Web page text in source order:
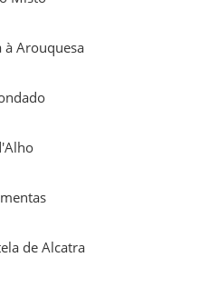
à Arouquesa
de Alcatra